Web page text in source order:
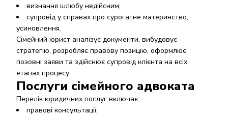
визнання шлюбу недійсним;
супровід у справах про сурогатне материнство,
усиновлення.
Сімейний юрист аналізує документи, вибудовує
стратегію, розробляє правову позицію, оформлює
позовні заяви та здійснює супровід клієнта на всіх
етапах процесу.
Послуги сімейного адвоката
Перелік юридичних послуг включає:
правові консультації;